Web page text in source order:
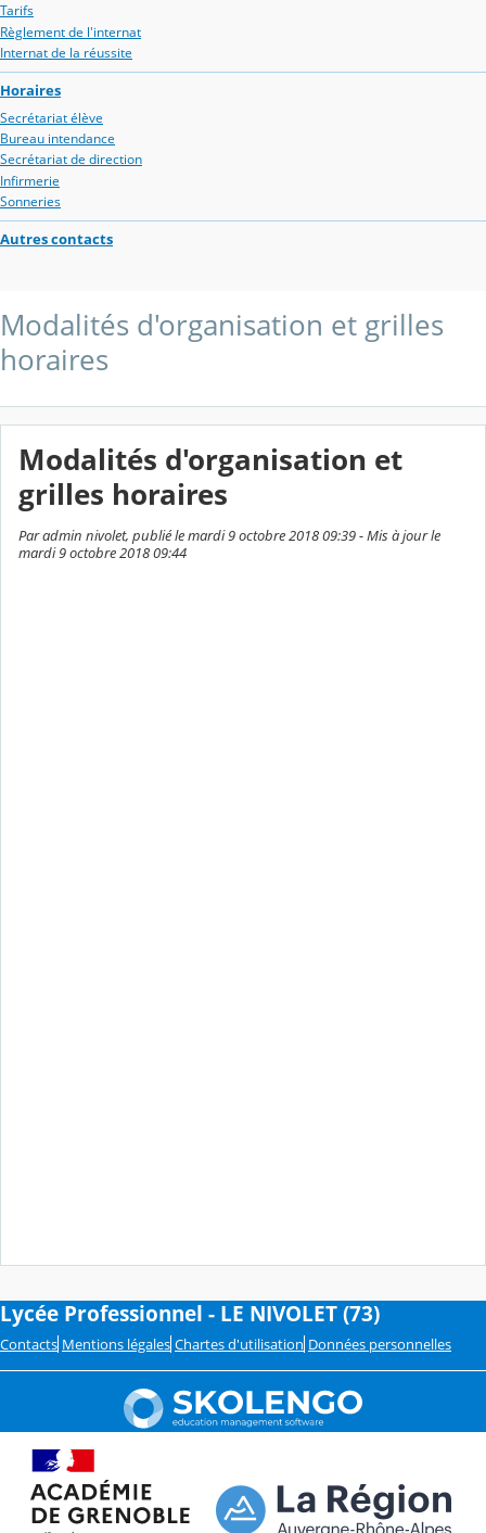
Tarifs
Règlement de l'internat
Internat de la réussite
Horaires
Secrétariat élève
Bureau intendance
Secrétariat de direction
Infirmerie
Sonneries
Autres contacts
Modalités d'organisation et grilles
horaires
Modalités d'organisation et
grilles horaires
Par admin nivolet, publié le mardi 9 octobre 2018 09:39 - Mis à jour le
mardi 9 octobre 2018 09:44
Lycée Professionnel - LE NIVOLET (73)
Contacts Mentions légales Chartes d'utilisation Données personnelles